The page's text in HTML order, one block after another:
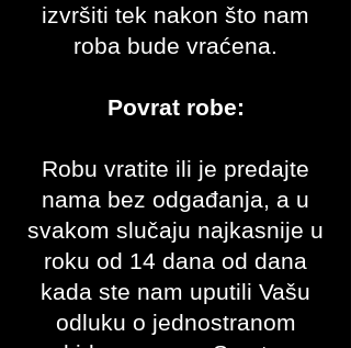
izvršiti tek nakon što nam
roba bude vraćena.
Povrat robe:
Robu vratite ili je predajte
nama bez odgađanja, a u
svakom slučaju najkasnije u
roku od 14 dana od dana
kada ste nam uputili Vašu
odluku o jednostranom